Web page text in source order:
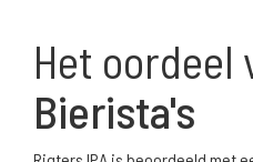
Het oordeel
Bierista's